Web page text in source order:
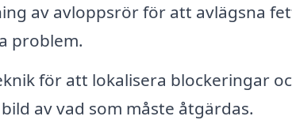
av avloppsrör för att avlägsna
problem.
för att lokalisera blockeringar
av vad som måste åtgärdas.